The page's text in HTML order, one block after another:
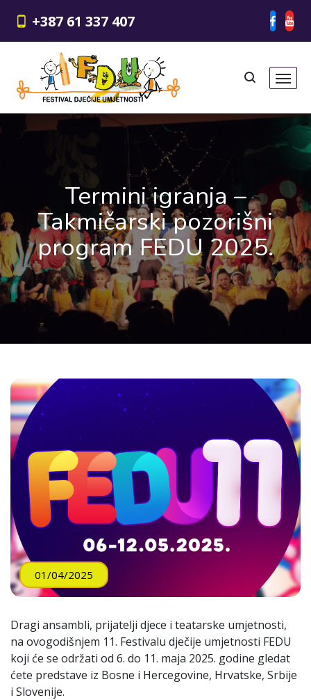
+387 61 337 407
Termini igranja –
Takmičarski pozorišni
program FEDU 2025.
01/04/2025
Dragi ansambli, prijatelji djece i teatarske umjetnosti,
na ovogodišnjem 11. Festivalu dječije umjetnosti FEDU
koji će se održati od 6. do 11. maja 2025. godine gledat
ćete predstave iz Bosne i Hercegovine, Hrvatske, Srbije
i Slovenije.